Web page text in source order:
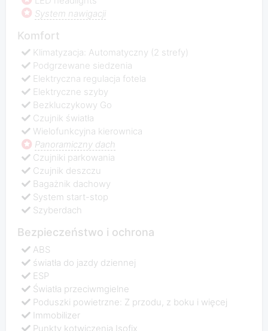
System nawigacji
Komfort
Klimatyzacja: Automatyczny (2 strefy)
Podgrzewane siedzenia
Elektryczna regulacja fotela
Elektryczne szyby
Bezkluczykowy Go
Czujnik światła
Wielofunkcyjna kierownica
Panoramiczny dach
Czujniki parkowania
Czujnik deszczu
Bagażnik dachowy
System start-stop
Szyberdach
Bezpieczeństwo i ochrona
ABS
światła do jazdy dziennej
ESP
Światła przeciwmgielne
Poduszki powietrzne: Z przodu, z boku i więcej
Immobilizer
Punkty kotwiczenia Isofix